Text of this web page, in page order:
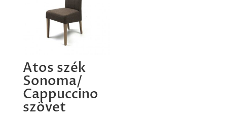
Atos szék
Sonoma/
Cappuccino
szövet